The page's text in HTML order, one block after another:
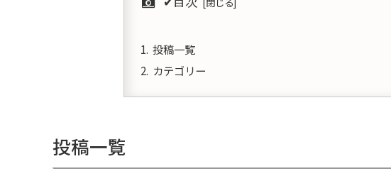
投稿一覧
カテゴリー
投稿一覧